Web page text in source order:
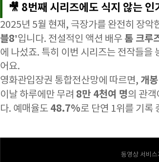
🎥 8번째 시리즈에도 식지 않는 인
2025년 5월 현재, 극장가를 완전히 장악
블8’입니다. 전설적인 액션 배우 톰 크루
에 나섰죠. 특히 이번 시리즈는 전작들을
어요.
영화관입장권 통합전산망에 따르면, 개
이날 하루에만 무려 8만 4천여 명의 관객
다. 예매율도 48.7%로 단연 1위를 기록
동영상 서비